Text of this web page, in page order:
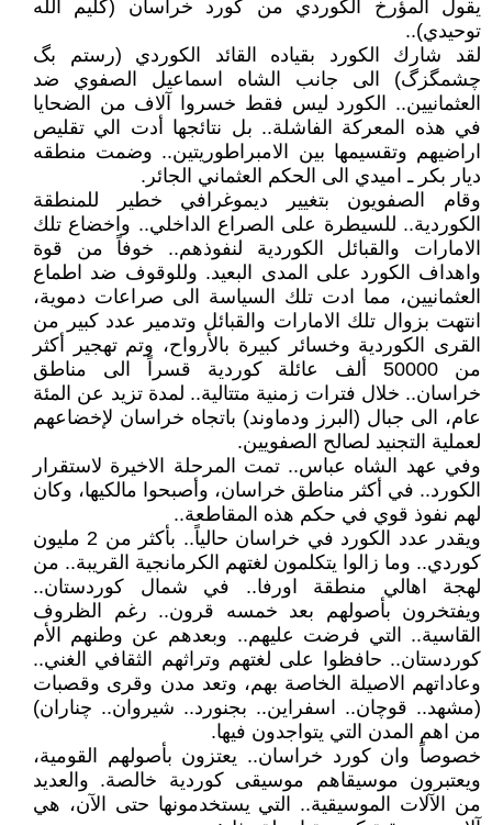
يقول المؤرخ الكوردي من كورد خراسان (کليم الله
توحيدي)..
لقد شارك الکورد بقياده القائد الکوردي (رستم بگ
چشمگزگ) الى جانب الشاه اسماعيل الصفوي ضد
العثمانيين.. الکورد ليس فقط خسروا آلاف من الضحايا
في هذه المعرکة الفاشلة.. بل نتائجها أدت الي تقليص
اراضيهم وتقسيمها بين الامبراطوريتين.. وضمت منطقه
ديار بکر ـ اميدي الى الحكم العثماني الجائر.
وقام الصفويون بتغيير ديموغرافي خطير للمنطقة
الكوردية.. للسيطرة على الصراع الداخلي.. واخضاع تلك
الامارات والقبائل الكوردية لنفوذهم.. خوفاً من قوة
واهداف الكورد على المدى البعيد. وللوقوف ضد اطماع
العثمانيين، مما ادت تلك السياسة الى صراعات دموية،
انتهت بزوال تلك الامارات والقبائل وتدمير عدد كبير من
القرى الكوردية وخسائر كبيرة بالأرواح، وتم تهجير أكثر
من 50000 ألف عائلة كوردية قسراً الى مناطق
خراسان.. خلال فترات زمنية متتالية.. لمدة تزيد عن المئة
عام، الى جبال (البرز ودماوند) باتجاه خراسان لإخضاعهم
لعملية التجنيد لصالح الصفويين.
وفي عهد الشاه عباس.. تمت المرحلة الاخيرة لاستقرار
الكورد.. في أكثر مناطق خراسان، وأصبحوا مالكيها، وكان
لهم نفوذ قوي في حكم هذه المقاطعة..
ويقدر عدد الكورد في خراسان حالياً.. بأكثر من 2 مليون
كوردي.. وما زالوا يتكلمون لغتهم الكرمانجية القريبة.. من
لهجة اهالي منطقة اورفا.. في شمال كوردستان..
ويفتخرون بأصولهم بعد خمسه قرون.. رغم الظروف
القاسية.. التي فرضت عليهم.. وبعدهم عن وطنهم الأم
كوردستان.. حافظوا على لغتهم وتراثهم الثقافي الغني..
وعاداتهم الاصيلة الخاصة بهم، وتعد مدن وقرى وقصبات
(مشهد.. قوچان.. اسفراين.. بجنورد.. شيروان.. چناران)
من اهم المدن التي يتواجدون فيها.
خصوصاً وان كورد خراسان.. يعتزون بأصولهم القومية،
ويعتبرون موسيقاهم موسيقى كوردية خالصة. والعديد
من الآلات الموسيقية.. التي يستخدمونها حتى الآن، هي